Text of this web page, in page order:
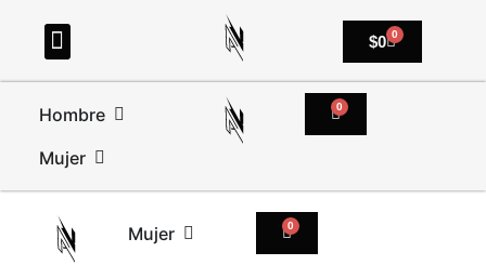
$0 0
Hombre
Mujer
0
Mujer
0